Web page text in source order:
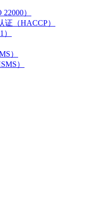
）
（HACCP）
）
）